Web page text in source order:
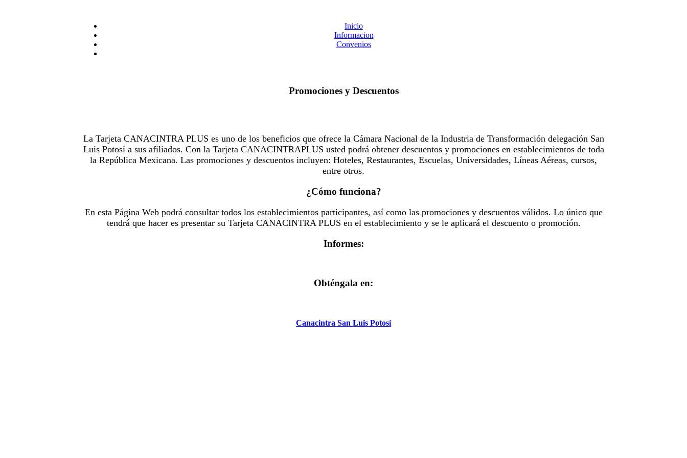
Inicio
Informacion
Convenios
Promociones y Descuentos
La Tarjeta CANACINTRA PLUS es uno de los beneficios que ofrece la Cámara Nacional de la Industria de Transformación delegación San
Luis Potosí a sus afiliados. Con la Tarjeta CANACINTRAPLUS usted podrá obtener descuentos y promociones en establecimientos de toda
la República Mexicana. Las promociones y descuentos incluyen: Hoteles, Restaurantes, Escuelas, Universidades, Líneas Aéreas, cursos,
entre otros.
¿Cómo funciona?
En esta Página Web podrá consultar todos los establecimientos participantes, así como las promociones y descuentos válidos. Lo único que
tendrá que hacer es presentar su Tarjeta CANACINTRA PLUS en el establecimiento y se le aplicará el descuento o promoción.
Informes:
Obténgala en:
Canacintra San Luis Potosí